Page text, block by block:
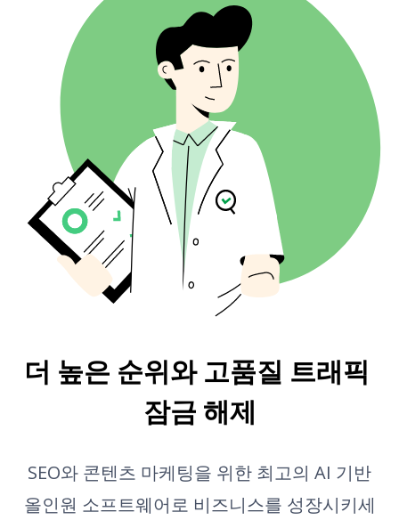
연관 키워드
사람들이 함께 묻는 질문
자동완성
끊어진 백링크
앵커 텍스트 분포
백링크 위치
링크하는 TLD
대량 백링크 확인기
AI 기사 리라이터
바꿔쓰기
AI 제목 생성기
AI 아웃라인 생성기
번역기
스니펫 미리보기
블로그 글 아이디어 생성기
더 높은 순위와 고품질 트래픽
잠금 해제
SEO와 콘텐츠 마케팅을 위한 최고의 AI 기반
올인원 소프트웨어로 비즈니스를 성장시키세